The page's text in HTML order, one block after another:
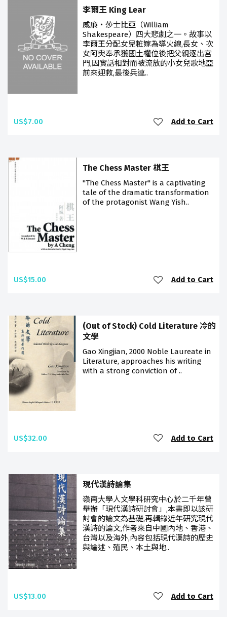
李爾王 King Lear
威廉‧莎士比亞（William
Shakespeare）四大悲劇之一。故事以
李爾王分配女兒粧嫁為導火線,長女、次
女阿臾奉承獲國土權位後把父親逐出宮
門,因實話相對而被流放的小女兒歌地亞
前來迎救,最後兵連..
US$7.00 Add to Cart
The Chess Master 棋王
"The Chess Master" is a captivating
tale of the dramatic transformation
of the protagonist Wang Yish..
US$15.00 Add to Cart
(Out of Stock) Cold Literature 冷的
文學
Gao Xingjian, 2000 Noble Laureate in
Literature, approaches his writing
with a strong conviction of ..
US$32.00 Add to Cart
現代漢詩論集
嶺南大學人文學科研究中心於二千年曾
舉辦「現代漢詩研討會」,本書即以該研
討會的論文為基礎,再輯錄近年研究現代
漢詩的論文,作者來自中國內地、香港、
台灣以及海外,內容包括現代漢詩的歷史
與論述、殖民、本土與地..
US$13.00 Add to Cart